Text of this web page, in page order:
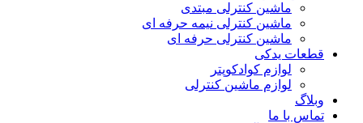
ماشین کنترلی مبتدی
ماشین کنترلی نیمه حرفه ای
ماشین کنترلی حرفه ای
قطعات یدکی
لوازم کوادکوپتر
لوازم ماشین کنترلی
وبلاگ
تماس با ما